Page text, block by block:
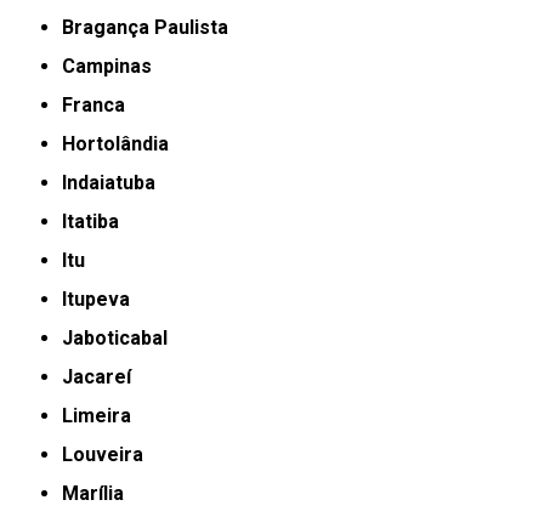
Bragança Paulista
Campinas
Franca
Hortolândia
Indaiatuba
Itatiba
Itu
Itupeva
Jaboticabal
Jacareí
Limeira
Louveira
Marília